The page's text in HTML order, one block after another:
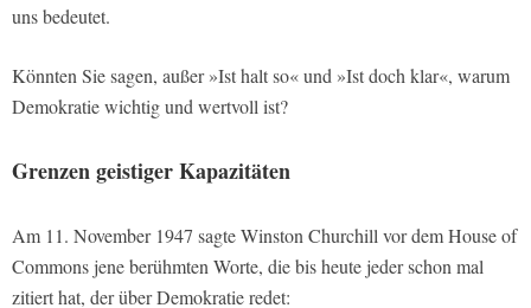
uns bedeutet.
Könnten Sie sagen, außer »Ist halt so« und »Ist doch klar«, warum
Demokratie wichtig und wertvoll ist?
Grenzen geistiger Kapazitäten
Am 11. November 1947 sagte Winston Churchill vor dem House of
Commons jene berühmten Worte, die bis heute jeder schon mal
zitiert hat, der über Demokratie redet: